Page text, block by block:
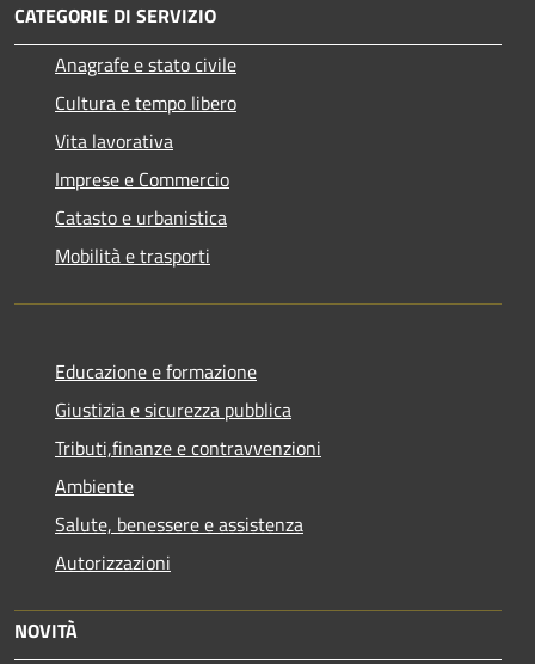
CATEGORIE DI SERVIZIO
Anagrafe e stato civile
Cultura e tempo libero
Vita lavorativa
Imprese e Commercio
Catasto e urbanistica
Mobilità e trasporti
Educazione e formazione
Giustizia e sicurezza pubblica
Tributi,finanze e contravvenzioni
Ambiente
Salute, benessere e assistenza
Autorizzazioni
NOVITÀ